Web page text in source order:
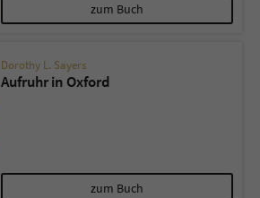
zum Buch
Dorothy L. Sayers
Aufruhr in Oxford
zum Buch